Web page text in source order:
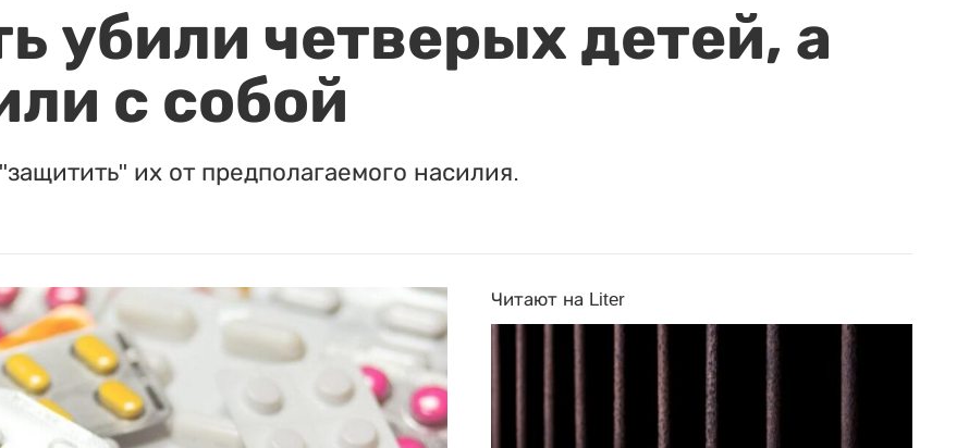
убили четверых детей, а
с собой
их от предполагаемого насилия.
Читают на Liter